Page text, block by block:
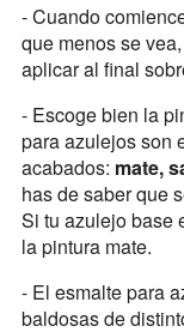
- Cuando
que menos se
aplicar al final
- Escoge bien la
para azulejos son
acabados: mate,
has de saber que
Si tu azulejo base
la pintura mate.
- El esmalte para
baldosas de